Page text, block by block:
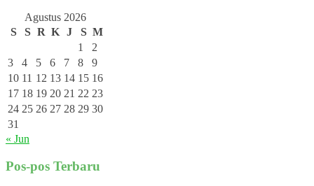
Agustus 2026
S
S R K J S M
1
2
3
4 5 6 7 8
9
10 11 12 13 14 15 16
17 18 19 20 21 22 23
24 25 26 27 28 29 30
31
« Jun
Pos-pos Terbaru